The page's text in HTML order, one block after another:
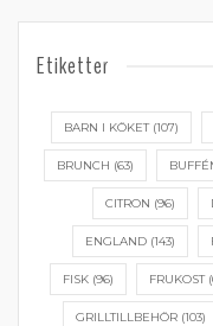
Etiketter
BARN I KÖKET(107)
BRUNCH (63)
CITRON (96)
ENGLAND(143)
FISK(96) FRUKOST
GRILLTILLBEHÖR (103)